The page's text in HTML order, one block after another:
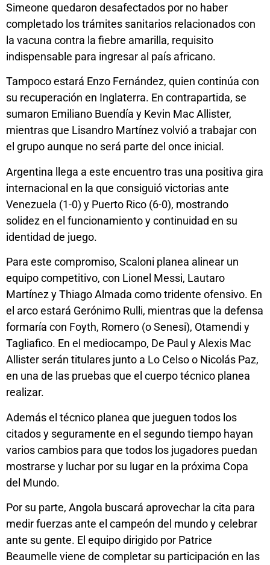
Simeone quedaron desafectados por no haber
completado los trámites sanitarios relacionados con
la vacuna contra la fiebre amarilla, requisito
indispensable para ingresar al país africano.
Tampoco estará Enzo Fernández, quien continúa con
su recuperación en Inglaterra. En contrapartida, se
sumaron Emiliano Buendía y Kevin Mac Allister,
mientras que Lisandro Martínez volvió a trabajar con
el grupo aunque no será parte del once inicial.
Argentina llega a este encuentro tras una positiva gira
internacional en la que consiguió victorias ante
Venezuela (1-0) y Puerto Rico (6-0), mostrando
solidez en el funcionamiento y continuidad en su
identidad de juego.
Para este compromiso, Scaloni planea alinear un
equipo competitivo, con Lionel Messi, Lautaro
Martínez y Thiago Almada como tridente ofensivo. En
el arco estará Gerónimo Rulli, mientras que la defensa
formaría con Foyth, Romero (o Senesi), Otamendi y
Tagliafico. En el mediocampo, De Paul y Alexis Mac
Allister serán titulares junto a Lo Celso o Nicolás Paz,
en una de las pruebas que el cuerpo técnico planea
realizar.
Además el técnico planea que jueguen todos los
citados y seguramente en el segundo tiempo hayan
varios cambios para que todos los jugadores puedan
mostrarse y luchar por su lugar en la próxima Copa
del Mundo.
Por su parte, Angola buscará aprovechar la cita para
medir fuerzas ante el campeón del mundo y celebrar
ante su gente. El equipo dirigido por Patrice
Beaumelle viene de completar su participación en las